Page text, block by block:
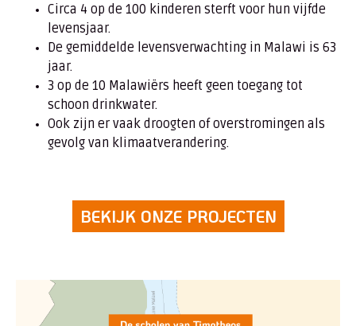
Circa 4 op de 100 kinderen sterft voor hun vijfde
levensjaar.
De gemiddelde levensverwachting in Malawi is 63
jaar.
3 op de 10 Malawiërs heeft geen toegang tot
schoon drinkwater.
Ook zijn er vaak droogten of overstromingen als
gevolg van klimaatverandering.
BEKIJK ONZE PROJECTEN